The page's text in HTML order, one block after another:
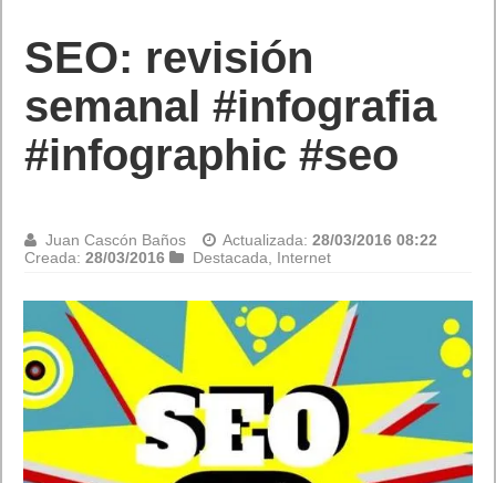
Los mejores
comandos de voz
para Android.
con Google Now
Juan Cascón Baños Actualizada:18/04/2016 18:54
Creada:27/03/2016
Android,Destacada, Lo más visto y recomendado Móviles